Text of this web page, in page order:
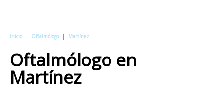
Inicio | Oftalmólogo | Martínez
Oftalmólogo en
Martínez